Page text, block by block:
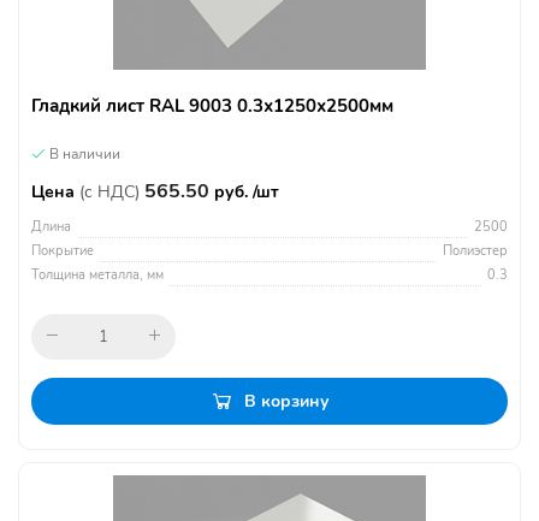
Гладкий лист RAL 9003 0.3х1250х2500мм
В наличии
Цена (с НДС) 565.50 руб. /шт
Длина
2500
Покрытие
Полиэстер
Толщина металла, мм
0.3
В корзину